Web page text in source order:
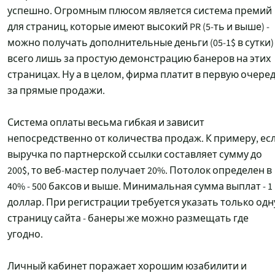
успешно. Огромным плюсом является система премий
для страниц, которые имеют высокий PR (5-ть и выше) -
можно получать дополнительные деньги (05-1$ в сутки)
всего лишь за простую демонстрацию банеров на этих
страницах. Ну а в целом, фирма платит в первую
за прямые продажи.
Система оплаты весьма гибкая и зависит
непосредственно от количества продаж. К примеру,
выручка по партнерской ссылки составляет сумму до
200$, то веб-мастер получает 20%. Потолок определен в
40% - 500 баксов и выше. Минимальная сумма выплат - 1
доллар. При регистрации требуется указать только
страницу сайта - банеры же можно размещать где
угодно.
Личный кабинет поражает хорошим юзабилити и